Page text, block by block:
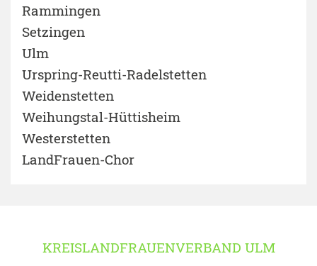
Rammingen
Setzingen
Ulm
Urspring-Reutti-Radelstetten
Weidenstetten
Weihungstal-Hüttisheim
Westerstetten
LandFrauen-Chor
KREISLANDFRAUENVERBAND ULM